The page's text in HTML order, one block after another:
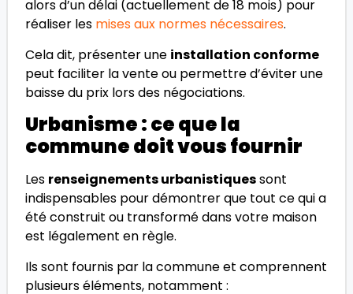
alors d’un délai (actuellement de 18 mois) pour
réaliser les mises aux normes nécessaires.
Cela dit, présenter une installation conforme
peut faciliter la vente ou permettre d’éviter une
baisse du prix lors des négociations.
Urbanisme : ce que la
commune doit vous fournir
Les renseignements urbanistiquessont
indispensables pour démontrer que tout ce qui a
été construit ou transformé dans votre maison
est légalement en règle.
Ils sont fournis par la commune et comprennent
plusieurs éléments, notamment :